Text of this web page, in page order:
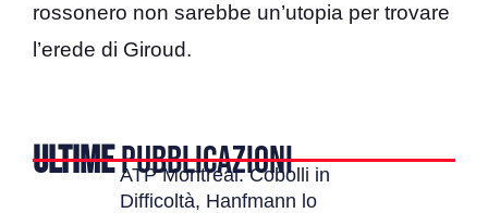
rossonero non sarebbe un’utopia per trovare
l’erede di Giroud.
ULTIMEPUBBLICAZIONI
ATP Montreal: Cobolli in
Difficoltà, Hanfmann lo